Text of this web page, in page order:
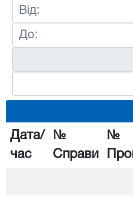
Дата/
час
№
Справи
№